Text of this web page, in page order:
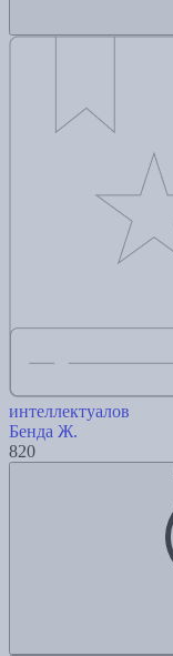
интеллектуалов
Бенда Ж.
820